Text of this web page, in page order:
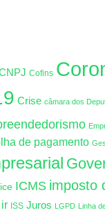
Cofins
Crise câmara dos
de pagamento
ICMS imposto
ir ISS Juros LGPD Linha